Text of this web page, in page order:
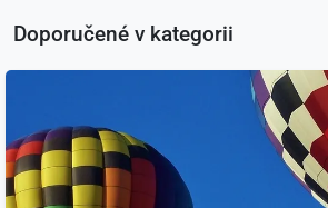
Doporučené v kategorii